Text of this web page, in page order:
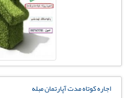
اجاره کوتاه مدت آپارتمان مبله